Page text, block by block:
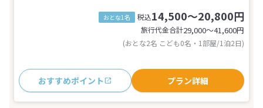
おとな1名 税込14,500～20,800円
旅行代金合計29,000〜41,600円
(おとな2名 こども0名・1部屋/1泊2日)
おすすめポイント プラン詳細